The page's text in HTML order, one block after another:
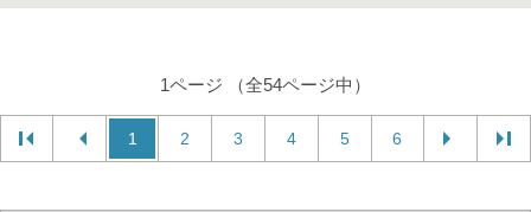
1ページ （全54ページ中）
1 2 3 4 5 6